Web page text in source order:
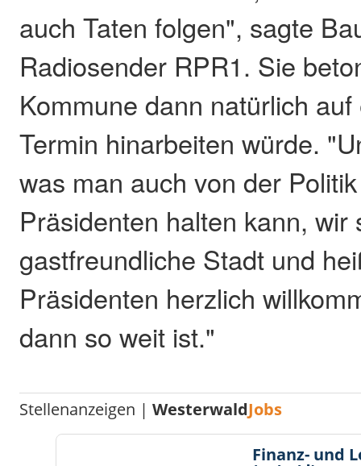
auch Taten folgen", sagte
Radiosender RPR1. Sie
Kommune dann natürlich
Termin hinarbeiten würde.
was man auch von der
Präsidenten halten kann, wir
gastfreundliche Stadt und
Präsidenten herzlich
dann so weit ist."
Stellenanzeigen |WesterwaldJobs
Finanz- und